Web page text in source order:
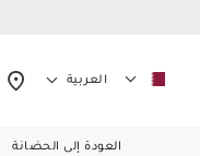
العربية
العودة إلى الحضانة